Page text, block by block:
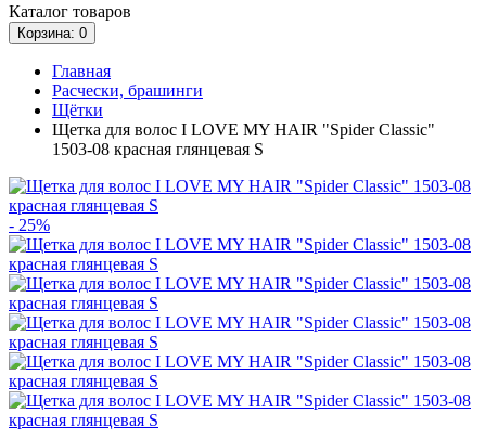
Каталог товаров
Корзина: 0
Главная
Расчески, брашинги
Щётки
Щетка для волос I LOVE MY HAIR "Spider Classic"
1503-08 красная глянцевая S
- 25%